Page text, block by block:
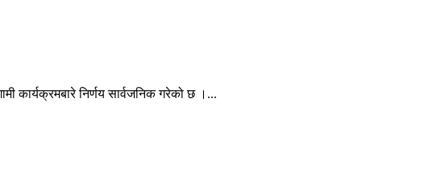
कार्यक्रमबारे निर्णय सार्वजनिक गरेको छ ।...